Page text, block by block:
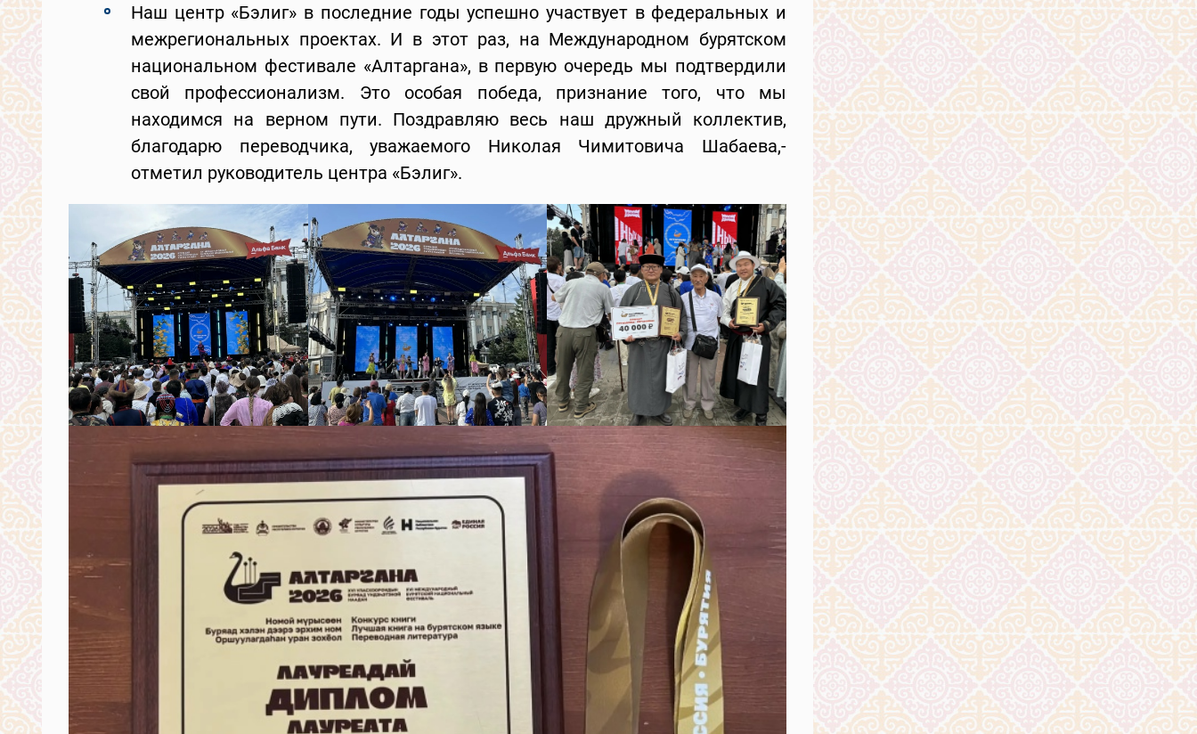
Наш центр «Бэлиг» в последние годы успешно участвует в федеральных и
межрегиональных проектах. И в этот раз, на Международном бурятском
национальном фестивале «Алтаргана», в первую очередь мы подтвердили
свой профессионализм. Это особая победа, признание того, что мы
находимся на верном пути. Поздравляю весь наш дружный коллектив,
благодарю переводчика, уважаемого Николая Чимитовича Шабаева,-
отметил руководитель центра «Бэлиг».